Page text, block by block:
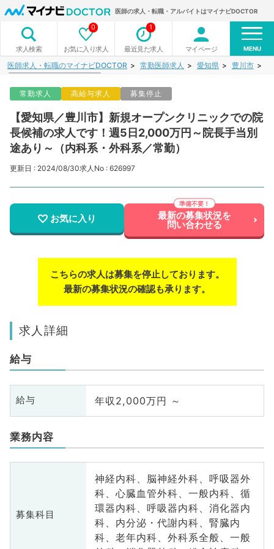
医師の求人・転職・アルバイトはマイナビDOCTOR
求人検索 お気に入り求人
0
最近見た求人
1
マイページ MENU
医師求人・転職のマイナビDOCTOR 常勤医師求人 愛知県 豊川市
常勤求人 高給与求人 募集停止
【愛知県／豊川市】新規オープンクリニックでの院
長候補の求人です！週5日2,000万円～院長手当別
途あり～（内科系・外科系／常勤）
更新日 : 2024/08/30求人No : 626997
お気に入り 最新の募集状況を
問い合わせる
こちらの求人は募集を停止しております。
最新の募集状況の確認も承ります。
求人詳細
給与
給与 年収2,000万円 ～
業務内容
募集科目
神経内科、脳神経外科、呼吸器外
科、心臓血管外科、一般内科、循
環器内科、呼吸器内科、消化器内
科、内分泌・代謝内科、腎臓内
科、老年内科、外科系全般、一般